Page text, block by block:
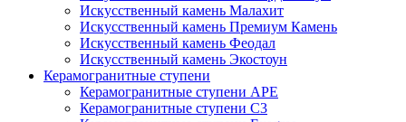
Искусственный камень Малахит
Искусственный камень Премиум Камень
Искусственный камень Феодал
Искусственный камень Экостоун
Керамогранитные ступени
Керамогранитные ступени APE
Керамогранитные ступени C3